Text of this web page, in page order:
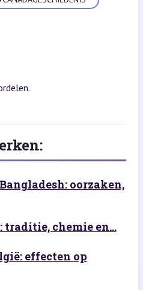
oorzaken,
chemie en...
effecten op